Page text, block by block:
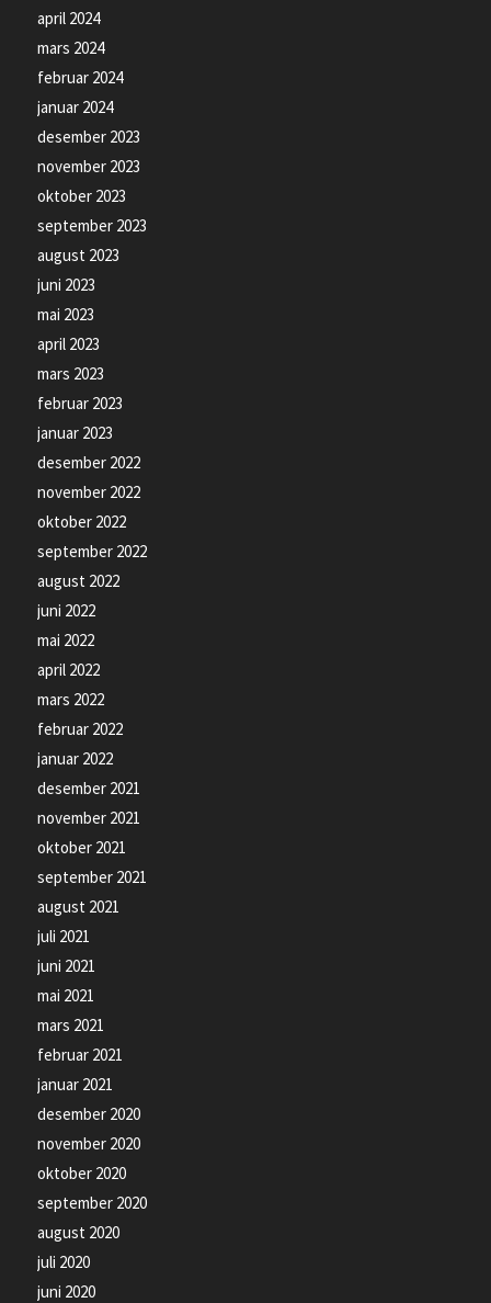
april 2024
mars 2024
februar 2024
januar 2024
desember 2023
november 2023
oktober 2023
september 2023
august 2023
juni 2023
mai 2023
april 2023
mars 2023
februar 2023
januar 2023
desember 2022
november 2022
oktober 2022
september 2022
august 2022
juni 2022
mai 2022
april 2022
mars 2022
februar 2022
januar 2022
desember 2021
november 2021
oktober 2021
september 2021
august 2021
juli 2021
juni 2021
mai 2021
mars 2021
februar 2021
januar 2021
desember 2020
november 2020
oktober 2020
september 2020
august 2020
juli 2020
juni 2020